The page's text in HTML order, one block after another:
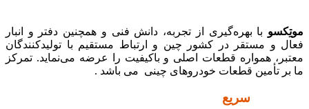
موتِکسو با بهره‌گیری از تجربه، دانش فنی و همچنین دفتر و انبار
فعال و مستقر در کشور چین و ارتباط مستقیم با تولیدکنندگان
معتبر، همواره قطعات اصلی و باکیفیت را عرضه می‌نماید. تمرکز
ما بر تأمین قطعات خودروهای چینی می باشد .
سریع